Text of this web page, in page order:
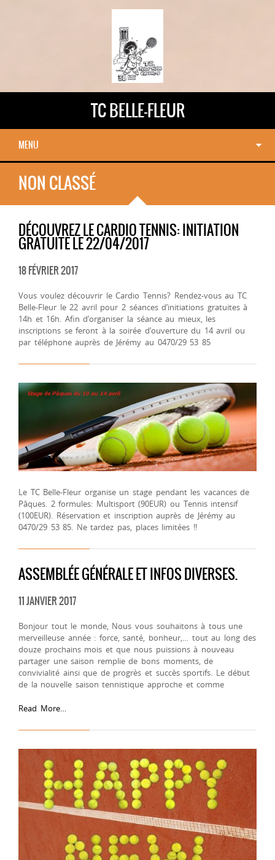
TC BELLE-FLEUR
MENU
NON CLASSÉ
DÉCOUVREZ LE CARDIO TENNIS: INITIATION
GRATUITE LE 22/04/2017
18 FÉVRIER 2017
Vous voulez découvrir le Cardio Tennis? Rendez-vous au TC
Belle-Fleur le 22 avril pour 2 séances d’initiations gratuites à
14h et 16h. Afin d’organiser la séance au mieux, les
inscriptions se feront à la soirée d’ouverture du 14 avril ou
par téléphone auprès de Jérémy au 0470/29 53 85
Le TC Belle-Fleur organise un stage pendant les vacances de
Pâques. 2 formules: Multisport (90EUR) ou Tennis intensif
(100EUR). Réservation et inscription auprès de Jérémy au
0470/29 53 85. Ne tardez pas, places limitées !!
ASSEMBLÉE GÉNÉRALE ET INFOS DIVERSES.
11 JANVIER 2017
Bonjour tout le monde, Nous vous souhaitons à tous une
merveilleuse année : force, santé, bonheur,… tout au long des
douze prochains mois et que nous puissions à nouveau
partager une saison remplie de bons moments, de
convivialité ainsi que de progrès et succès sportifs. Le début
de la nouvelle saison tennistique approche et comme
Read More…